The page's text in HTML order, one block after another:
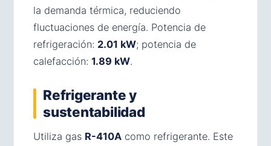
la demanda térmica, reduciendo
fluctuaciones de energía. Potencia de
refrigeración: 2.01 kW; potencia de
calefacción: 1.89 kW.
Refrigerante y
sustentabilidad
Utiliza gas R-410A como refrigerante. Este